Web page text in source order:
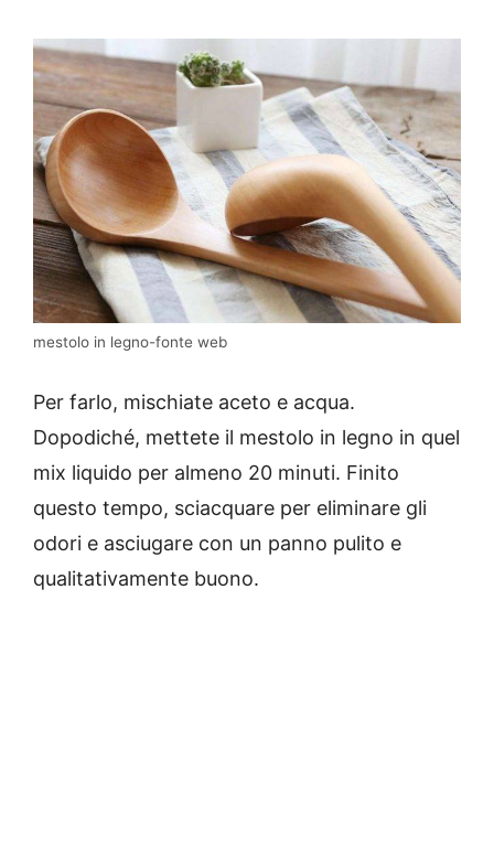
mestolo in legno-fonte web
Per farlo, mischiate aceto e acqua.
Dopodiché, mettete il mestolo in legno in quel
mix liquido per almeno 20 minuti. Finito
questo tempo, sciacquare per eliminare gli
odori e asciugare con un panno pulito e
qualitativamente buono.